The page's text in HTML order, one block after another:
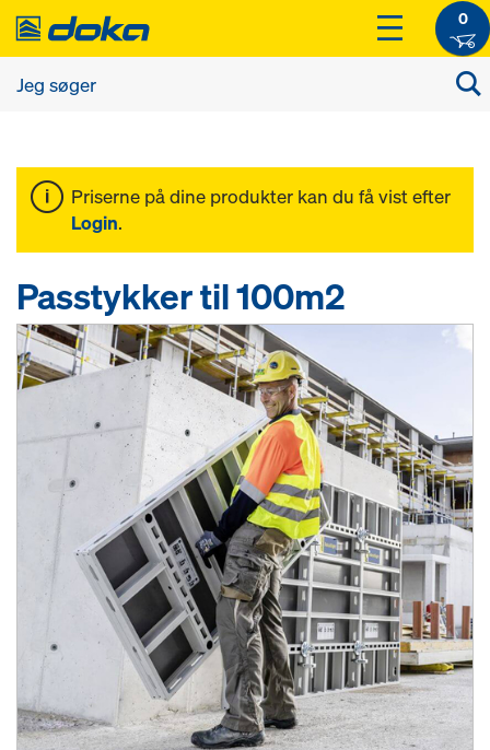
0
Priserne på dine produkter kan du få vist efter
Login.
Passtykker til 100m2